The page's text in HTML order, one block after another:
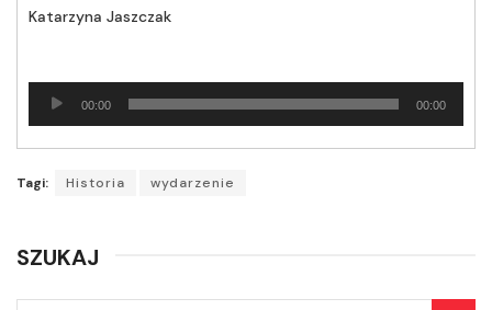
Katarzyna Jaszczak
Odtwarzacz
plików
00:00 00:00
Tagi: Historia wydarzenie
SZUKAJ